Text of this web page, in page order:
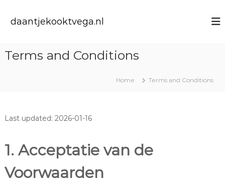
daantjekooktvega.nl
Terms and Conditions
Home Terms and Conditions
Last updated: 2026-01-16
1. Acceptatie van de
Voorwaarden